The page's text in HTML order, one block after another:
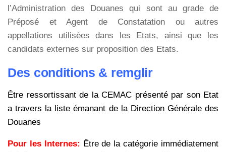
l’Administration des Douanes qui sont au grade de
Préposé et Agent de Constatation ou autres
appellations utilisées dans les Etats, ainsi que les
candidats externes sur proposition des Etats.
Des conditions & remglir
Être ressortissant de la CEMAC présenté par son Etat
a travers la liste émanant de la Direction Générale des
Douanes
Pour les Internes: Être de la catégorie immédiatement